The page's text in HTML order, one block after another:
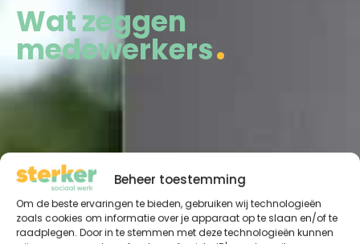
Beheer toestemming
Om de beste ervaringen te bieden, gebruiken wij technologieën
zoals cookies om informatie over je apparaat op te slaan en/of te
raadplegen. Door in te stemmen met deze technologieën kunnen
Wat zeggen
medewerkers